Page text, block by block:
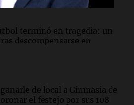
terminó en tragedia: un
descompensarse en
de local a Gimnasia de
el festejo por sus 108